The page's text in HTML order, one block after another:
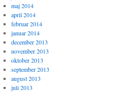
maj 2014
april 2014
februar 2014
januar 2014
december 2013
november 2013
oktober 2013
september 2013
august 2013
juli 2013